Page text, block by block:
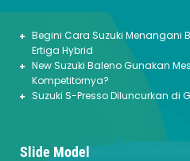
Begini Cara Suzuki Menangani
Ertiga Hybrid
New Suzuki Baleno Gunakan
Kompetitornya?
Suzuki S-Presso Diluncurkan di
Slide Model